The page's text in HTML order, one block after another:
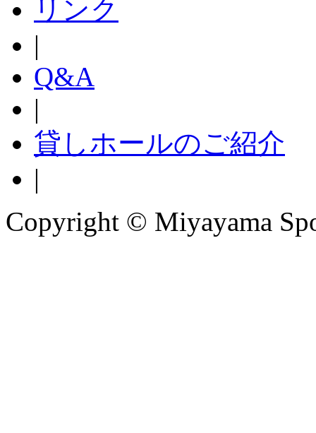
リンク
|
Q&A
|
貸しホールのご紹介
|
Copyright © Miyayama